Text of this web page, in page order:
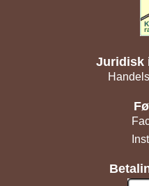
Juridisk